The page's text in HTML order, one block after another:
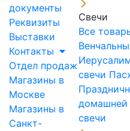
документы
Реквизиты
Выставки
Контакты
Отдел продаж
Магазины в
Москве
Магазины в
Санкт-
Свечи
Все
свечи
домашней
свечи